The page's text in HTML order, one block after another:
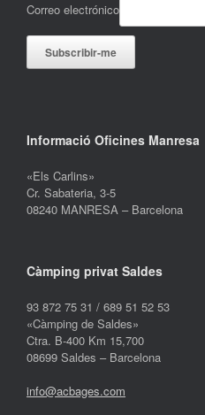
Correo electrónico
Informació Oficines Manresa
«Els Carlins»
Cr. Sabateria, 3-5
08240 MANRESA – Barcelona
Càmping privat Saldes
93 872 75 31 / 689 51 52 53
«Càmping de Saldes»
Ctra. B-400 Km 15,700
08699 Saldes – Barcelona
info@acbages.com